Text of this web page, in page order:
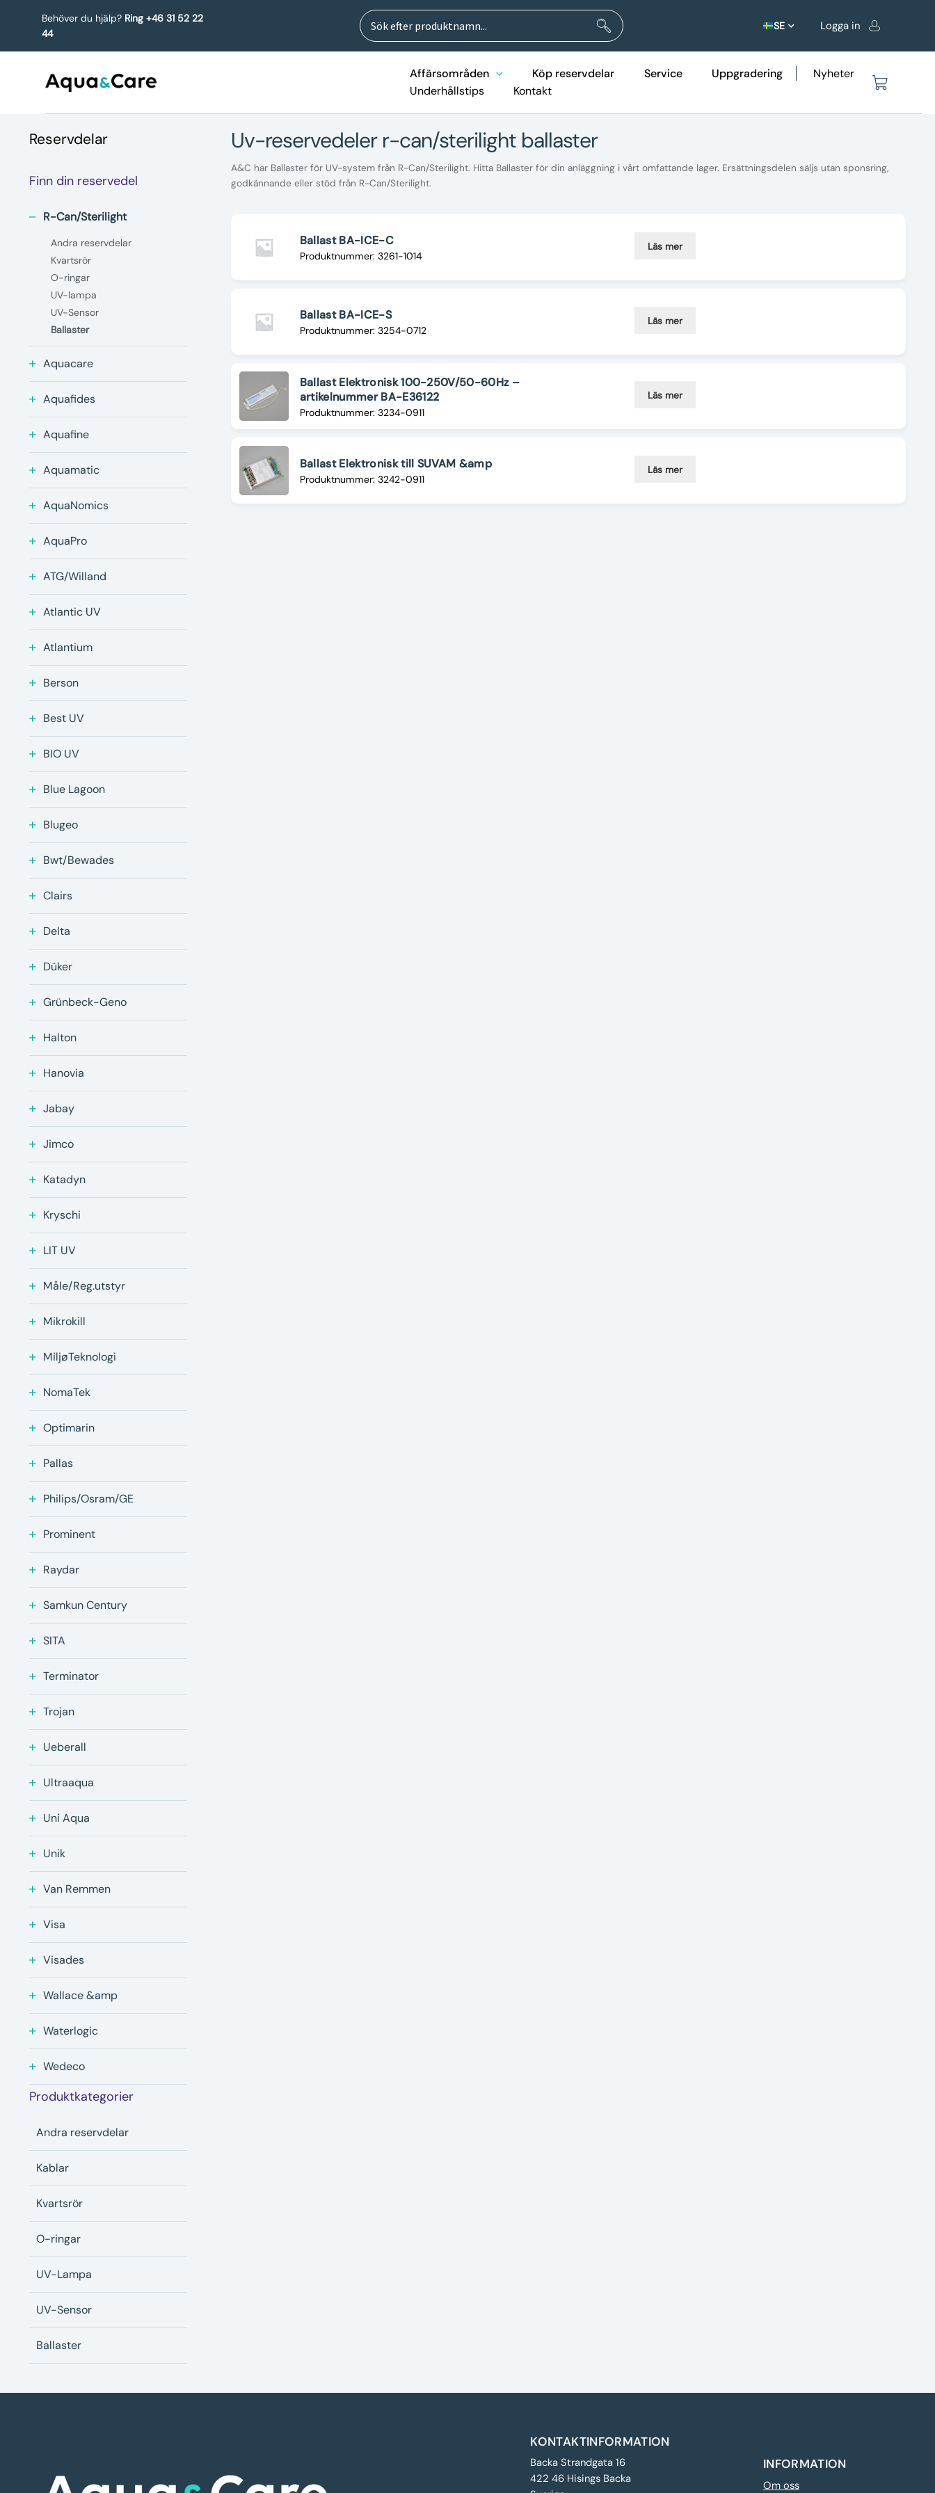
Behöver du hjälp? Ring +46 31 52 22
44
Sök
efter:
Sök
SE Logga in
Affärsområden Köp reservdelar Service Uppgradering
Nyheter
Underhållstips
Kontakt
uv-reservedeler r-can/sterilight ballaster
A&C har Ballaster för UV-system från R-Can/Sterilight. Hitta Ballaster för din anläggning i vårt omfattande lager. Ersättningsdelen säljs utan sponsring,
godkännande eller stöd från R-Can/Sterilight.
Ballast BA-ICE-C
Produktnummer: 3261-1014
Läs mer
Ballast BA-ICE-S
Produktnummer: 3254-0712
Läs mer
Ballast Elektronisk 100-250V/50-60Hz –
artikelnummer BA-E36122
Produktnummer: 3234-0911
Läs mer
Ballast Elektronisk till SUVAM &amp
Produktnummer: 3242-0911
Läs mer
Produktkategorier
Andra reservdelar
Kablar
Kvartsrör
O-ringar
UV-Lampa
UV-Sensor
Ballaster
Finn din reservedel
Aquacare
Aquafides
Aquafine
Aquamatic
AquaNomics
AquaPro
ATG/Willand
Atlantic UV
Atlantium
Berson
Best UV
BIO UV
Blue Lagoon
Blugeo
Bwt/Bewades
Clairs
Delta
Düker
Grünbeck-Geno
Halton
Hanovia
Jabay
Jimco
Katadyn
Kryschi
LIT UV
Måle/Reg.utstyr
Mikrokill
MiljøTeknologi
NomaTek
Optimarin
Pallas
Philips/Osram/GE
Prominent
R-Can/Sterilight
Andra reservdelar
Kvartsrör
O-ringar
UV-lampa
UV-Sensor
Ballaster
Raydar
Samkun Century
SITA
Terminator
Trojan
Ueberall
Ultraaqua
Uni Aqua
Unik
Van Remmen
Visa
Visades
Wallace &amp
Waterlogic
Wedeco
Reservdelar
KONTAKTINFORMATION
Backa Strandgata 16
422 46 Hisings Backa
INFORMATION
Om oss